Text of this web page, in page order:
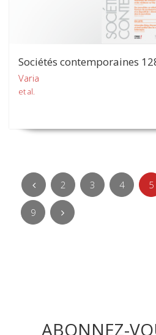
Sociétés contemporaines
Varia
et al.
2 3 4 5
9
ABONNEZ-